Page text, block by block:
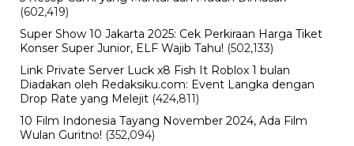
The Odyssey Christopher Nolan Jadi
Sorotan, Film Epik dengan Produksi
Terbesar
Jumat, 7 Agu 2026 - 09:37 WIB
Olahraga
Aryna Sabalenka Tetap Jadi Sorotan,